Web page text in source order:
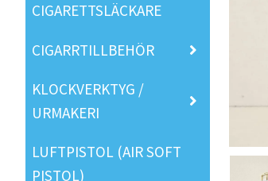
CIGARETTSLÄCKARE
CIGARRTILLBEHÖR
KLOCKVERKTYG /
URMAKERI
LUFTPISTOL (AIR SOFT
PISTOL)